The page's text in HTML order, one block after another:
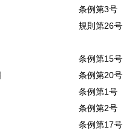
条例第3号
規則第26号
条例第15号
条例第20号
条例第1号
条例第2号
条例第17号